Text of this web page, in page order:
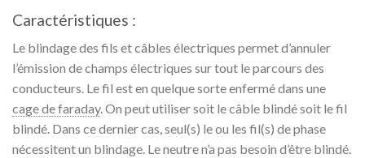
Caractéristiques :
Le blindage des fils et câbles électriques permet d’annuler
l’émission de champs électriques sur tout le parcours des
conducteurs. Le fil est en quelque sorte enfermé dans une
cage de faraday. On peut utiliser soit le câble blindé soit le fil
blindé. Dans ce dernier cas, seul(s) le ou les fil(s) de phase
nécessitent un blindage. Le neutre n’a pas besoin d’être blindé.